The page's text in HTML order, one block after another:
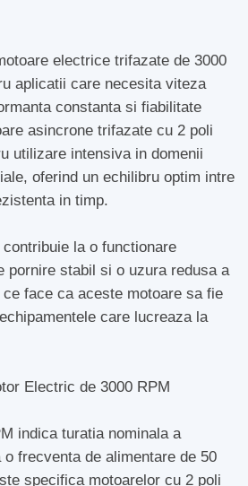
electrice trifazate de 3000
aplicatii care necesita viteza
constanta si fiabilitate
asincrone trifazate cu 2 poli
utilizare intensiva in domenii
oferind un echilibru optim intre
in timp.
la o functionare
pornire stabil si o uzura redusa a
face ca aceste motoare sa fie
care lucreaza la
Electric de 3000 RPM
indica turatia nominala a
frecventa de alimentare de 50
specifica motoarelor cu 2 poli